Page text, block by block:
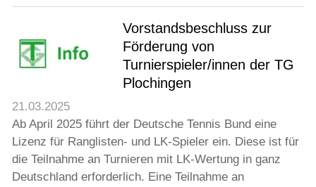
Training
Gaststätte
Vorstandsbeschluss zur
Förderung von
Turnierspieler/innen der TG
Plochingen
21.03.2025
Ab April 2025 führt der Deutsche Tennis Bund eine
Lizenz für Ranglisten- und LK-Spieler ein. Diese ist für
die Teilnahme an Turnieren mit LK-Wertung in ganz
Deutschland erforderlich. Eine Teilnahme an